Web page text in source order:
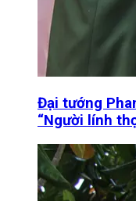
Đại tướng
“Người lính